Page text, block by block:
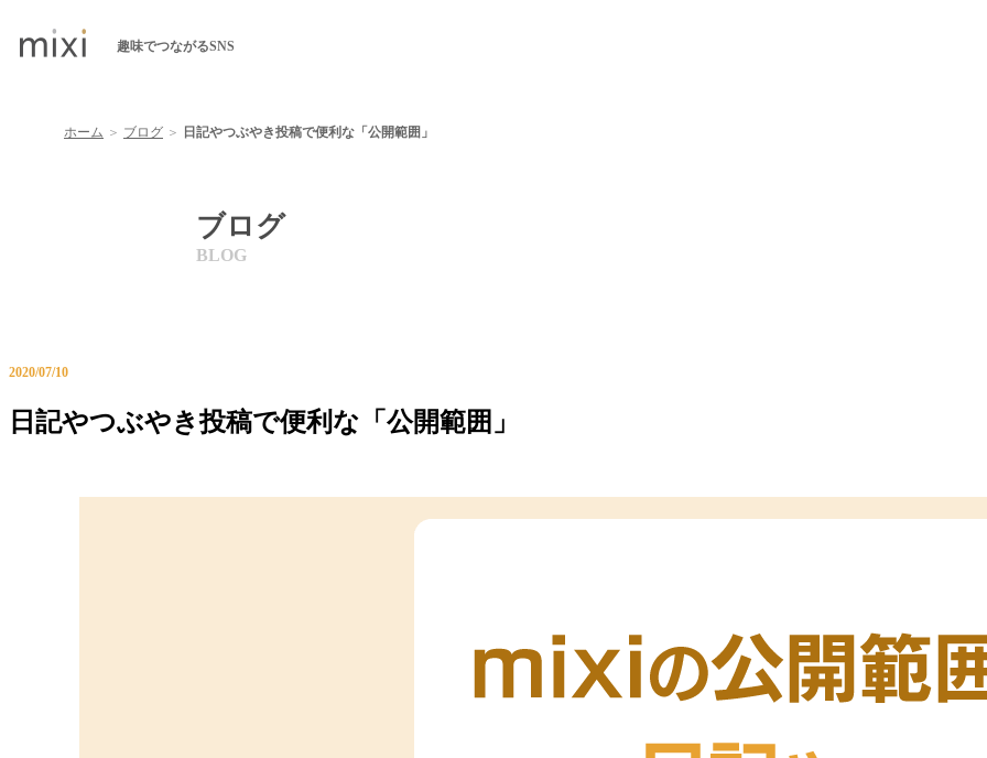
趣味でつながるSNS
ホーム ＞ ブログ ＞ 日記やつぶやき投稿で便利な「公開範囲」
ブログ
2020/07/10
日記やつぶやき投稿で便利な「公開範囲」